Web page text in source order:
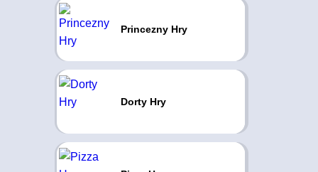
Princezny Hry
Dorty Hry